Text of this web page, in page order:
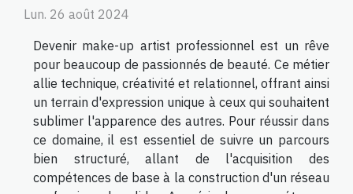
Lun. 26 août 2024
Devenir make-up artist professionnel est un rêve
pour beaucoup de passionnés de beauté. Ce métier
allie technique, créativité et relationnel, offrant ainsi
un terrain d'expression unique à ceux qui souhaitent
sublimer l'apparence des autres. Pour réussir dans
ce domaine, il est essentiel de suivre un parcours
bien structuré, allant de l'acquisition des
compétences de base à la construction d'un réseau